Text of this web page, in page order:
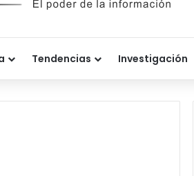
Tendencias Investigación